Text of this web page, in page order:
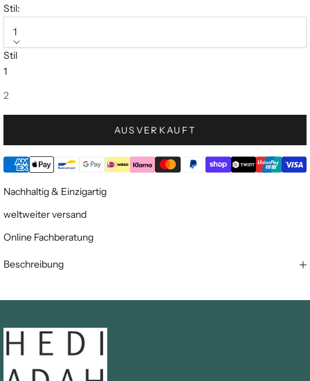
Stil:
1
Stil
1
2
AUSVERKAUFT
Nachhaltig & Einzigartig
weltweiter versand
Online Fachberatung
Beschreibung